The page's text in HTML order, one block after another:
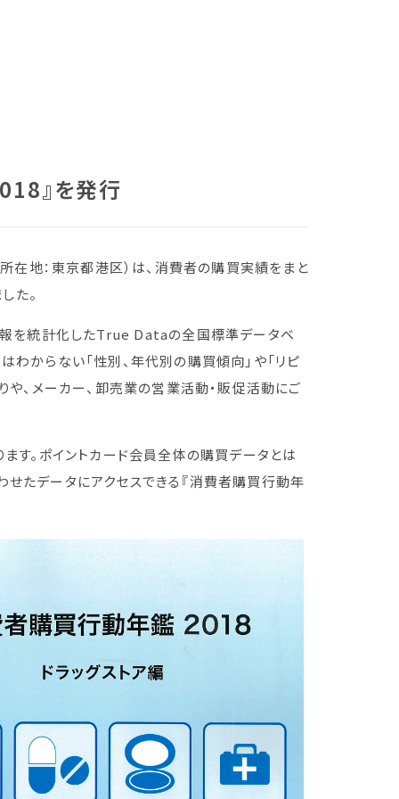
』を発行
地：東京都港区）は、消費者の購買実績をまと
た。
報を統計化したTrue Dataの全国標準データベ
からない「性別、年代別の購買傾向」や「リピ
、メーカー、卸売業の営業活動・販促活動にご
す。ポイントカード会員全体の購買データとは
せたデータにアクセスできる『消費者購買行動年